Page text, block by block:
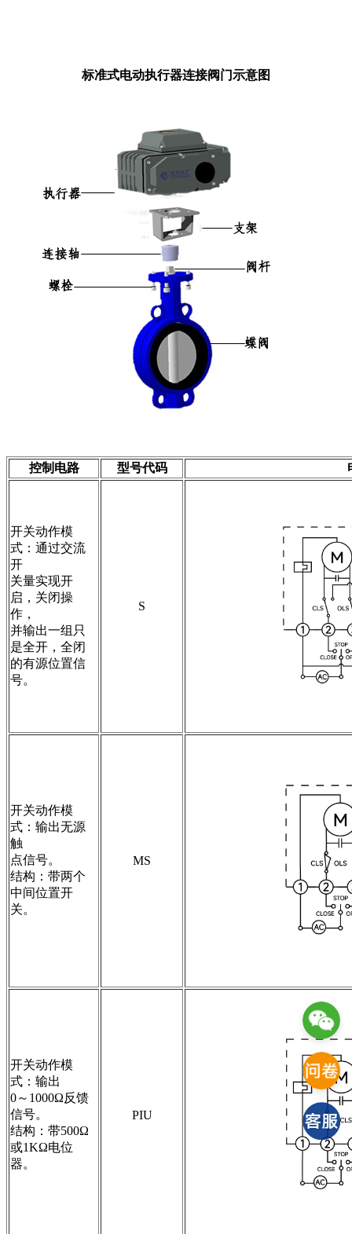
标准式电动执行器连接阀门示意图
控制电路 型号代码
开关动作模
式：通过交流
开
关量实现开
启，关闭操
作，
并输出一组只
是全开，全闭
的有源位置信
号。
S
开关动作模
式：输出无源
触
点信号。
结构：带两个
中间位置开
关。
MS
开关动作模
式：输出
0～1000Ω反馈
信号。
结构：带500Ω
或1KΩ电位
器。
PIU